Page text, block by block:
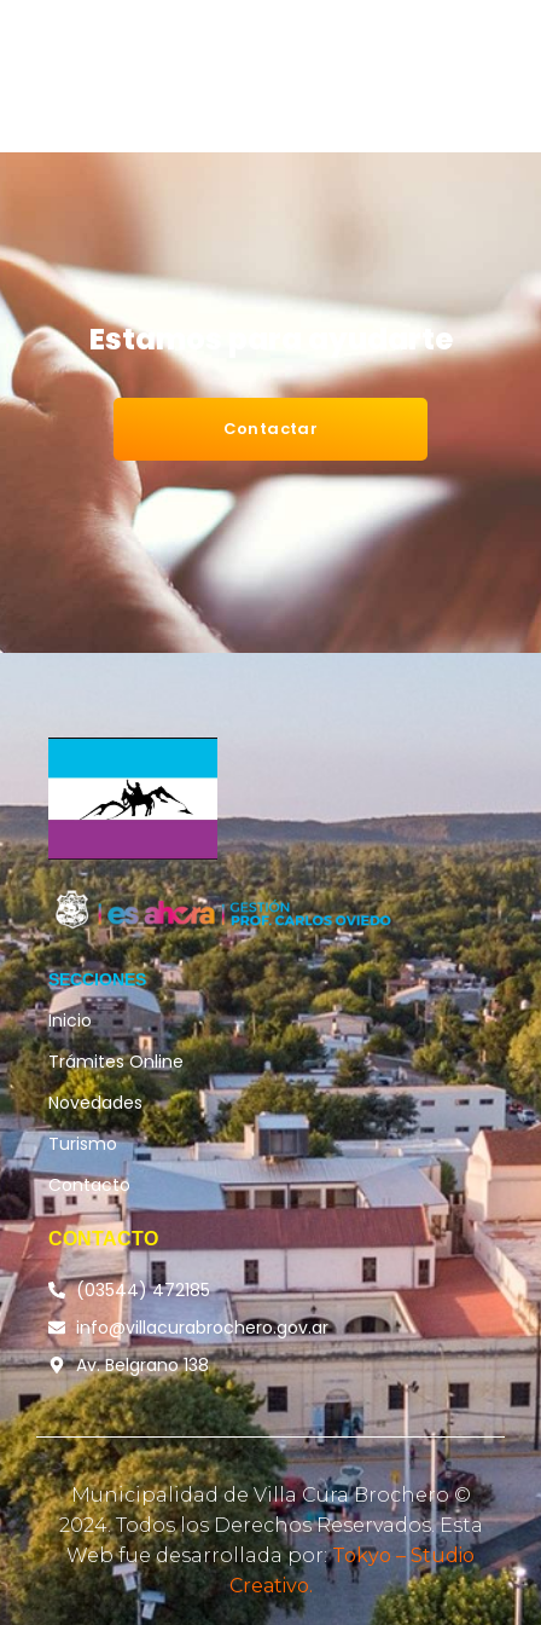
Estamos para ayudarte
Contactar
SECCIONES
Inicio
Trámites Online
Novedades
Turismo
Contacto
CONTACTO
(03544) 472185
info@villacurabrochero.gov.ar
Av. Belgrano 138
Municipalidad de Villa Cura Brochero ©
2024. Todos los Derechos Reservados. Esta
Web fue desarrollada por: Tokyo – Studio
Creativo.